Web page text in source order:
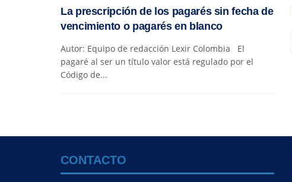
La prescripción de los pagarés sin fecha de
vencimiento o pagarés en blanco
Autor: Equipo de redacción Lexir Colombia El
pagaré al ser un título valor está regulado por el
Código de...
CONTACTO